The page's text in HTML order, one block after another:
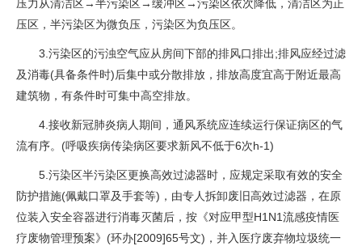
压力从清洁区→半污染区→缓冲区→污染区依次降低，清洁区为正
压区，半污染区为微负压，污染区为负压区。
3.污染区的污浊空气应从房间下部的排风口排出;排风应经过滤
及消毒(具备条件时)后集中或分散排放，排放高度宜高于附近最高
建筑物，有条件时可集中高空排放。
4.接收新冠肺炎病人期间，通风系统应连续运行保证病区的气
流有序。(呼吸疾病传染病区要求新风不低于6次h-1)
5.污染区半污染区更换高效过滤器时，应规定采取有效的安全
防护措施(佩戴口罩及手套等)，由专人拆卸废旧高效过滤器，在原
位装入安全容器进行消毒灭菌后，按《对应甲型H1N1流感疫情医
疗废物管理预案》(环办[2009]65号文)，并入医疗废弃物垃圾统一